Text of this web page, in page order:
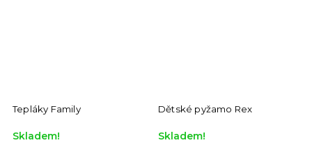
Tepláky Family
Skladem!
Dětské pyžamo Rex
Skladem!